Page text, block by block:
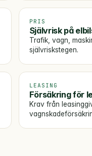
PRIS
Självrisk på
Trafik, vagn,
självriskstegen.
LEASING
Försäkring för
Krav från